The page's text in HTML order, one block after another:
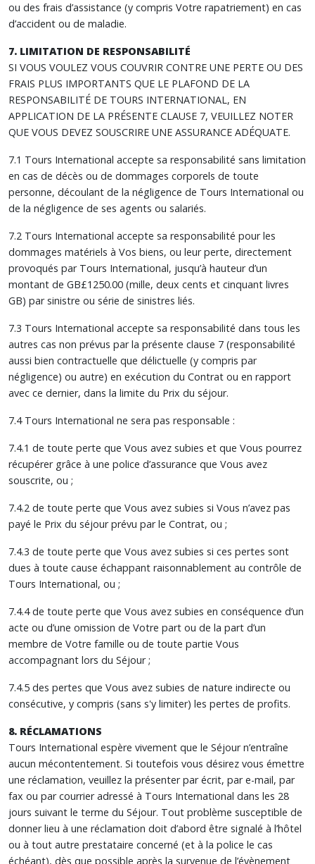
ou des frais d’assistance (y compris Votre rapatriement) en cas
d’accident ou de maladie.
7. LIMITATION DE RESPONSABILITÉ
SI VOUS VOULEZ VOUS COUVRIR CONTRE UNE PERTE OU DES
FRAIS PLUS IMPORTANTS QUE LE PLAFOND DE LA
RESPONSABILITÉ DE TOURS INTERNATIONAL, EN
APPLICATION DE LA PRÉSENTE CLAUSE 7, VEUILLEZ NOTER
QUE VOUS DEVEZ SOUSCRIRE UNE ASSURANCE ADÉQUATE.
7.1 Tours International accepte sa responsabilité sans limitation
en cas de décès ou de dommages corporels de toute
personne, découlant de la négligence de Tours International ou
de la négligence de ses agents ou salariés.
7.2 Tours International accepte sa responsabilité pour les
dommages matériels à Vos biens, ou leur perte, directement
provoqués par Tours International, jusqu’à hauteur d’un
montant de GB£1250.00 (mille, deux cents et cinquant livres
GB) par sinistre ou série de sinistres liés.
7.3 Tours International accepte sa responsabilité dans tous les
autres cas non prévus par la présente clause 7 (responsabilité
aussi bien contractuelle que délictuelle (y compris par
négligence) ou autre) en exécution du Contrat ou en rapport
avec ce dernier, dans la limite du Prix du séjour.
7.4 Tours International ne sera pas responsable :
7.4.1 de toute perte que Vous avez subies et que Vous pourrez
récupérer grâce à une police d’assurance que Vous avez
souscrite, ou ;
7.4.2 de toute perte que Vous avez subies si Vous n’avez pas
payé le Prix du séjour prévu par le Contrat, ou ;
7.4.3 de toute perte que Vous avez subies si ces pertes sont
dues à toute cause échappant raisonnablement au contrôle de
Tours International, ou ;
7.4.4 de toute perte que Vous avez subies en conséquence d’un
acte ou d’une omission de Votre part ou de la part d’un
membre de Votre famille ou de toute partie Vous
accompagnant lors du Séjour ;
7.4.5 des pertes que Vous avez subies de nature indirecte ou
consécutive, y compris (sans s'y limiter) les pertes de profits.
8. RÉCLAMATIONS
Tours International espère vivement que le Séjour n’entraîne
aucun mécontentement. Si toutefois vous désirez vous émettre
une réclamation, veuillez la présenter par écrit, par e-mail, par
fax ou par courrier adressé à Tours International dans les 28
jours suivant le terme du Séjour. Tout problème susceptible de
donner lieu à une réclamation doit d’abord être signalé à l’hôtel
ou à tout autre prestataire concerné (et à la police le cas
échéant), dès que possible après la survenue de l’évènement